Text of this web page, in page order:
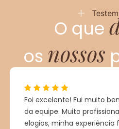
O que
os nossos
Foi excelente! Fui muito
da equipe. Muito
elogios, minha experiência